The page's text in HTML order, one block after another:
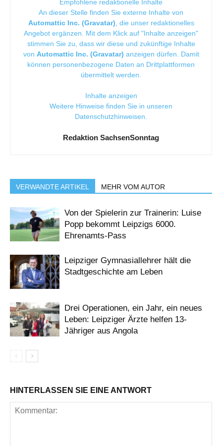
Empfohlene redaktionelle Inhalte
An dieser Stelle finden Sie externe Inhalte von
Automattic Inc. (Gravatar) , die unser redaktionelles
Angebot ergänzen. Mit dem Klick auf "Inhalte anzeigen"
stimmen Sie zu, dass wir diese und zukünftige Inhalte
von Automattic Inc. (Gravatar) anzeigen dürfen. Damit
können personenbezogene Daten an Drittplattformen
übermittelt werden.
Inhalte anzeigen
Weitere Hinweise finden Sie in unseren
Datenschutzhinweisen
Redaktion SachsenSonntag
VERWANDTE ARTIKEL MEHR VOM AUTOR
Von der Spielerin zur Trainerin: Luise
Popp bekommt Leipzigs 6000.
Ehrenamts-Pass
Leipziger Gymnasiallehrer hält die
Stadtgeschichte am Leben
Drei Operationen, ein Jahr, ein neues
Leben: Leipziger Ärzte helfen 13-
Jähriger aus Angola
HINTERLASSEN SIE EINE ANTWORT